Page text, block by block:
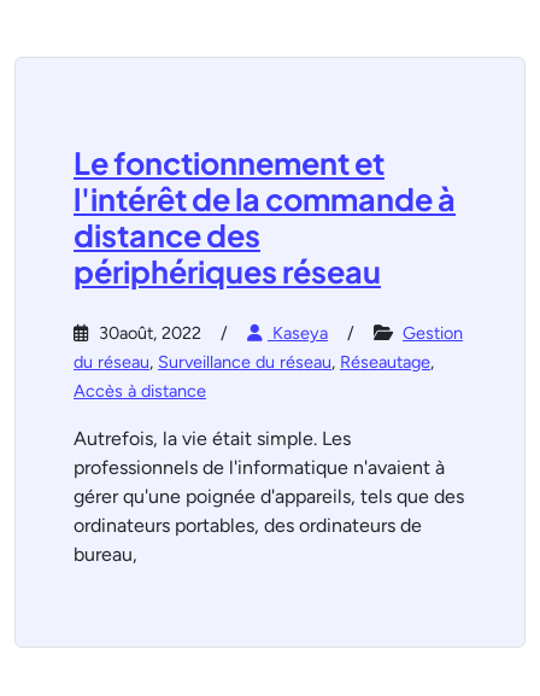
Le fonctionnement et
l'intérêt de la commande à
distance des
périphériques réseau
30août, 2022 Kaseya
Gestion
du réseau, Surveillance du réseau, Réseautage,
Accès à distance
Autrefois, la vie était simple. Les
professionnels de l'informatique n'avaient à
gérer qu'une poignée d'appareils, tels que des
ordinateurs portables, des ordinateurs de
bureau,